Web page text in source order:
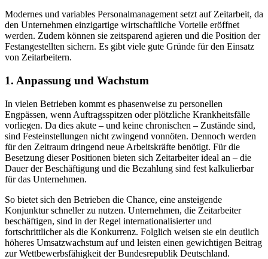
Modernes und variables Personalmanagement setzt auf Zeitarbeit, da
den Unternehmen einzigartige wirtschaftliche Vorteile eröffnet
werden. Zudem können sie zeitsparend agieren und die Position der
Festangestellten sichern. Es gibt viele gute Gründe für den Einsatz
von Zeitarbeitern.
1. Anpassung und Wachstum
In vielen Betrieben kommt es phasenweise zu personellen
Engpässen, wenn Auftragsspitzen oder plötzliche Krankheitsfälle
vorliegen. Da dies akute – und keine chronischen – Zustände sind,
sind Festeinstellungen nicht zwingend vonnöten. Dennoch werden
für den Zeitraum dringend neue Arbeitskräfte benötigt. Für die
Besetzung dieser Positionen bieten sich Zeitarbeiter ideal an – die
Dauer der Beschäftigung und die Bezahlung sind fest kalkulierbar
für das Unternehmen.
So bietet sich den Betrieben die Chance, eine ansteigende
Konjunktur schneller zu nutzen. Unternehmen, die Zeitarbeiter
beschäftigen, sind in der Regel internationalisierter und
fortschrittlicher als die Konkurrenz. Folglich weisen sie ein deutlich
höheres Umsatzwachstum auf und leisten einen gewichtigen Beitrag
zur Wettbewerbsfähigkeit der Bundesrepublik Deutschland.